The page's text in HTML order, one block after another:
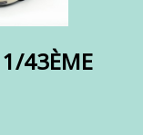
1/43ÈME